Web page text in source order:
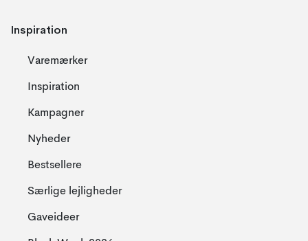
Inspiration
Varemærker
Inspiration
Kampagner
Nyheder
Bestsellere
Særlige lejligheder
Gaveideer